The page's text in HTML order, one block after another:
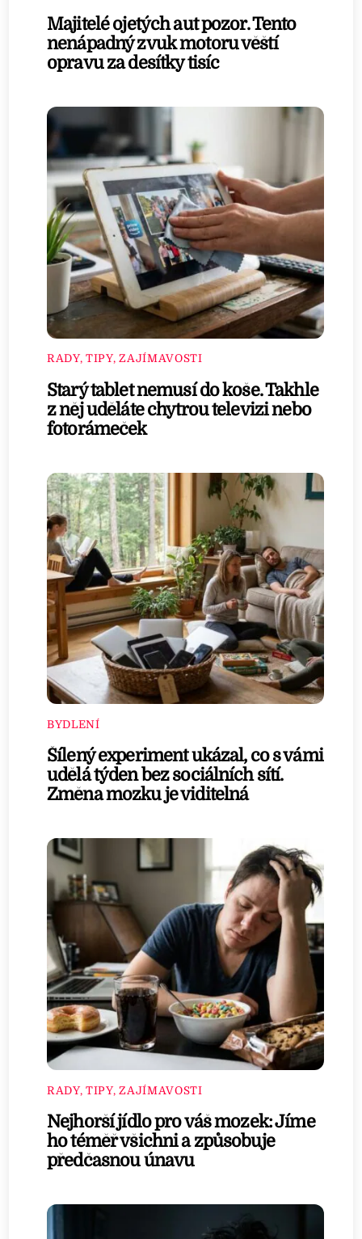
Majitelé ojetých aut pozor. Tento
nenápadný zvuk motoru věští
opravu za desítky tisíc
RADY, TIPY, ZAJÍMAVOSTI
Starý tablet nemusí do koše. Takhle
z něj uděláte chytrou televizi nebo
fotorámeček
BYDLENÍ
Šílený experiment ukázal, co s vámi
udělá týden bez sociálních sítí.
Změna mozku je viditelná
RADY, TIPY, ZAJÍMAVOSTI
Nejhorší jídlo pro váš mozek: Jíme
ho téměř všichni a způsobuje
předčasnou únavu